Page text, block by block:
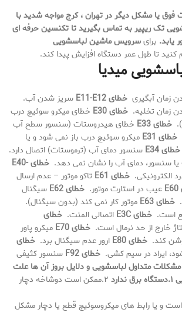
فوق یا مشکل دیگر در تهران ، کرج مواجه شدید با
تک ریپیر به تماس بگیریدتا تکنسین حرفه ای
یابد. برایسرویس ماشین لباسشویی
کنید تا طول عمر دستگاه افزایش پیدا کند.
میدیا
زمان آبگیری خطای
سریز شدن آب.
زمان تخلیه. خطای
خطای میکرو سوئیچ درب
خطای
خطای هیدروستات (سنسور سطح آب
خطای
میکرو سوئیچ درب باز نمی شود و یا
خطای
سنسور دمای آب (ترموستات) اتصال دارد.
یا سنسور، دمای آب را نشان نمی دهد. خطایE40-
الکترونیکی. خطای
تاکو موتور – عدم ارسال
عیب در استارت موتور. خطای
سیگنال
خطای
موتور کار نمی کند (بدون سیگنال).
است. خطای اتصالی المنت. خطای
خارج از حد نرمال است. خطای
میکرو پاور
کند. خطای ارور عدم سیگنال برد. خطای
ایراد در سیم کشی. خطای
سنسور کثیفی
مشکلات متداول لباسشویی و دلایل بروز آن هاعلت
۱.دستگاه برق ندارد
۲.ممکن است دوشاخه دچار
و ﯾﺎ رابط‌ های ﻣﯿﮑﺮوﺳﻮﺋﯿﭻ ﻗﻄﻊ یا دچار مشکل